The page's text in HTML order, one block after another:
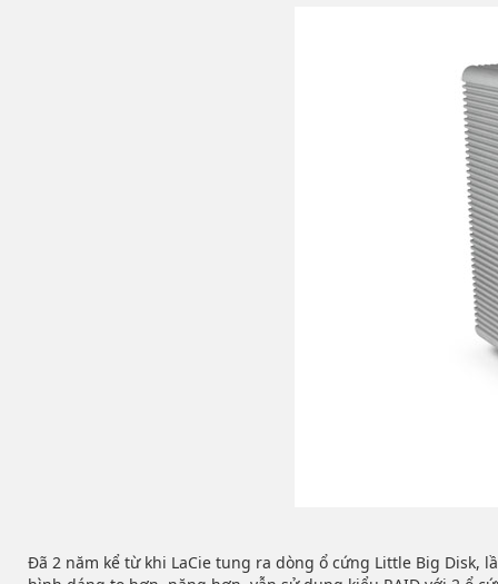
Đã 2 năm kể từ khi LaCie tung ra dòng ổ cứng Little Big